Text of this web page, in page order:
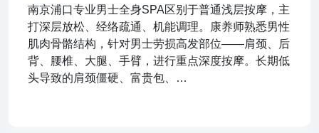
南京浦口专业男士全身SPA区别于普通浅层按摩，主
打深层放松、经络疏通、机能调理。康养师熟悉男性
肌肉骨骼结构，针对男士劳损高发部位——肩颈、后
背、腰椎、大腿、手臂，进行重点深度按摩。长期低
头导致的肩颈僵硬、富贵包、…